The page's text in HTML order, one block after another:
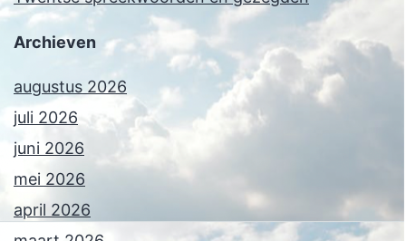
Archieven
augustus 2026
juli 2026
juni 2026
mei 2026
april 2026